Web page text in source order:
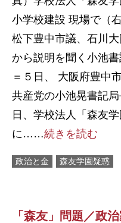
小学校建設 現場で（右
松下豊中市議、石川
から説明を聞く小池
＝５日、 大阪府豊
共産党の小池晃書記局
日、学校法人「森友学
に……続きを読む
政治と金 森友学園疑惑
「森友」問題／政